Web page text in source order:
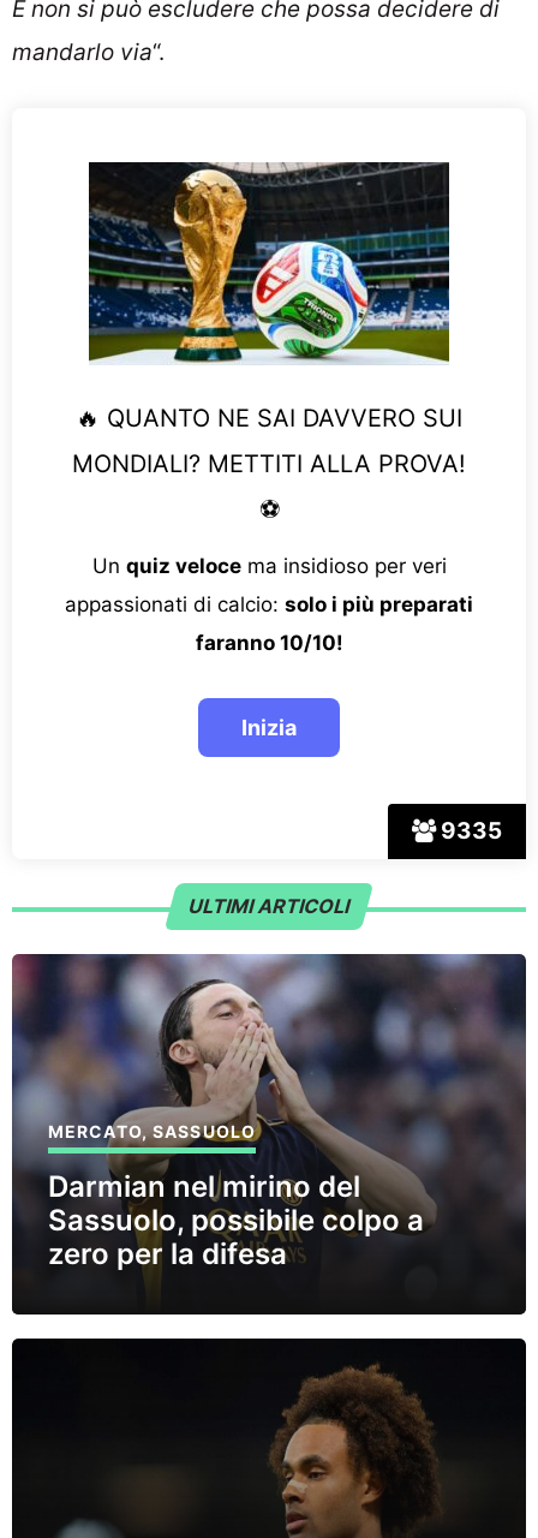
E non si può escludere che possa decidere di
mandarlo via“.
9335
🔥 QUANTO NE SAI DAVVERO SUI
MONDIALI? METTITI ALLA PROVA!
⚽
Un quiz velocema insidioso per veri
appassionati di calcio: solo i più preparati
faranno 10/10!
ULTIMI ARTICOLI
MERCATO,SASSUOLO
Darmian nel mirino del
Sassuolo, possibile colpo a
zero per la difesa